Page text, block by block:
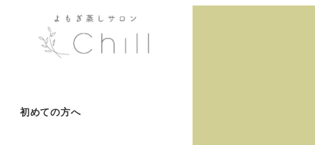
初めての方へ